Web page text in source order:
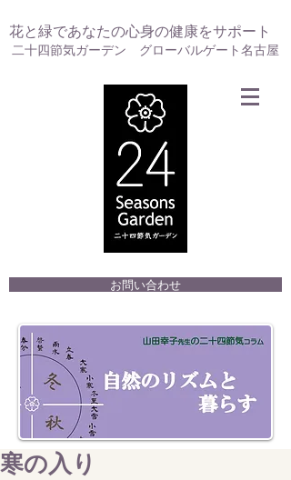
花と緑であなたの心身の健康をサポート
お問い合わせ
二十四節気ガーデン グローバルゲート名古屋
寒の入り